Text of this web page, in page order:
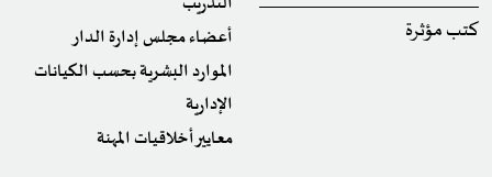
كتب مؤثرة
أعضاء مجلس إدارة الدار
الموارد البشرية بحسب الكيانات
الإدارية
معايير أخلاقيات المهنة